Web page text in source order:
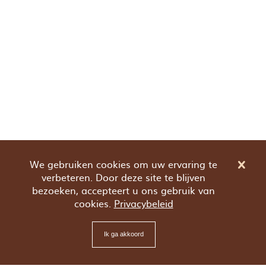
We gebruiken cookies om uw ervaring te
verbeteren. Door deze site te blijven
bezoeken, accepteert u ons gebruik van
cookies. Privacybeleid
Ik ga akkoord